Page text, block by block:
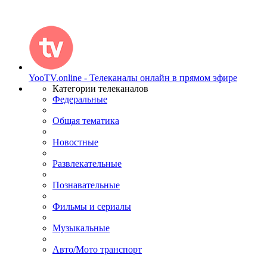
YooTV.online - Телеканалы онлайн в прямом эфире
Категории телеканалов
Федеральные
Общая тематика
Новостные
Развлекательные
Познавательные
Фильмы и сериалы
Музыкальные
Авто/Мото транспорт